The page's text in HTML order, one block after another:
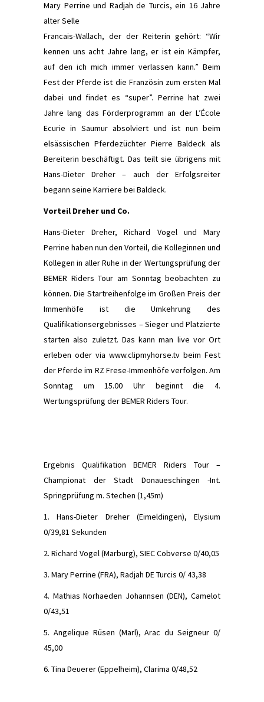
Mary Perrine und Radjah de Turcis, ein 16 Jahre
alter Selle
Francais-Wallach, der der Reiterin gehört: “Wir
kennen uns acht Jahre lang, er ist ein Kämpfer,
auf den ich mich immer verlassen kann.” Beim
Fest der Pferde ist die Französin zum ersten Mal
dabei und ﬁndet es “super”. Perrine hat zwei
Jahre lang das Förderprogramm an der L’École
Ecurie in Saumur absolviert und ist nun beim
elsässischen Pferdezüchter Pierre Baldeck als
Bereiterin beschäftigt. Das teilt sie übrigens mit
Hans-Dieter Dreher – auch der Erfolgsreiter
begann seine Karriere bei Baldeck.
Vorteil Dreher und Co.
Hans-Dieter Dreher, Richard Vogel und Mary
Perrine haben nun den Vorteil, die Kolleginnen und
Kollegen in aller Ruhe in der Wertungsprüfung der
BEMER Riders Tour am Sonntag beobachten zu
können. Die Startreihenfolge im Großen Preis der
Immenhöfe ist die Umkehrung des
Qualiﬁkationsergebnisses – Sieger und Platzierte
starten also zuletzt. Das kann man live vor Ort
erleben oder via www.clipmyhorse.tv beim Fest
der Pferde im RZ Frese-Immenhöfe verfolgen. Am
Sonntag um 15.00 Uhr beginnt die 4.
Wertungsprüfung der BEMER Riders Tour.
Ergebnis Qualiﬁkation BEMER Riders Tour –
Championat der Stadt Donaueschingen -Int.
Springprüfung m. Stechen (1,45m)
1. Hans-Dieter Dreher (Eimeldingen), Elysium
0/39,81 Sekunden
2. Richard Vogel (Marburg), SIEC Cobverse 0/40,05
3. Mary Perrine (FRA), Radjah DE Turcis 0/ 43,38
4. Mathias Norhaeden Johannsen (DEN), Camelot
0/43,51
5. Angelique Rüsen (Marl), Arac du Seigneur 0/
45,00
6. Tina Deuerer (Eppelheim), Clarima 0/48,52